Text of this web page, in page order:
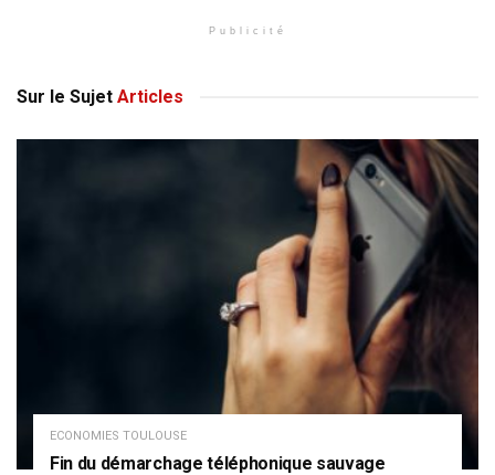
Publicité
Sur le Sujet Articles
ECONOMIES TOULOUSE
Fin du démarchage téléphonique sauvage